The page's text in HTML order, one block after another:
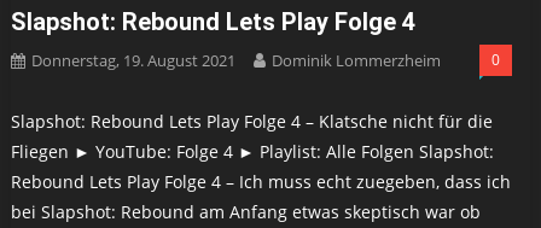
Slapshot: Rebound Lets Play Folge 4
Donnerstag, 19. August 2021 Dominik Lommerzheim 0
Slapshot: Rebound Lets Play Folge 4 – Klatsche nicht für die
Fliegen ► YouTube: Folge 4 ► Playlist: Alle Folgen Slapshot:
Rebound Lets Play Folge 4 – Ich muss echt zuegeben, dass ich
bei Slapshot: Rebound am Anfang etwas skeptisch war ob